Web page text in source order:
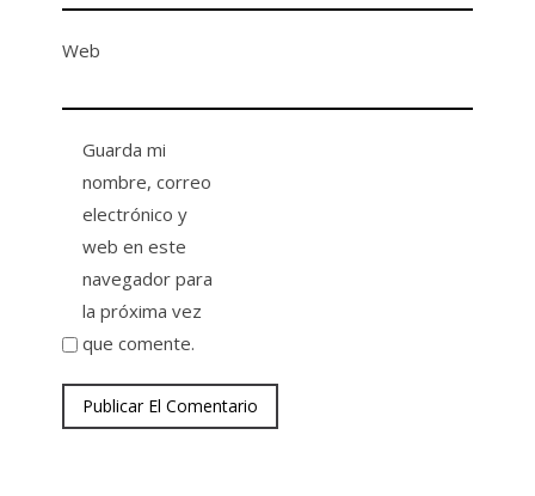
Web
Guarda mi
nombre, correo
electrónico y
web en este
navegador para
la próxima vez
que comente.